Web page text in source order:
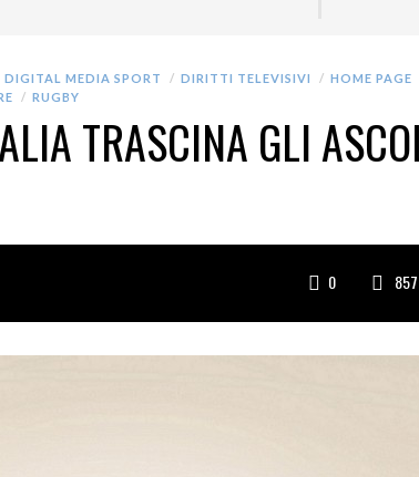
DIGITAL MEDIA SPORT DIRITTI TELEVISIVI
HOME PAGE
RUGBY
TRASCINA GLI
0 857